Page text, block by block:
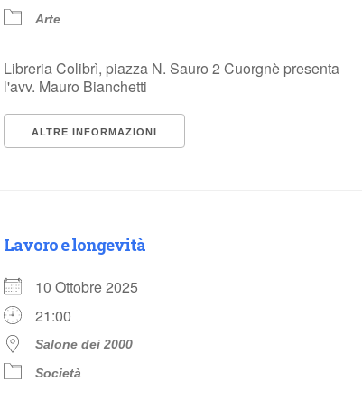
Arte
Libreria Colibrì, piazza N. Sauro 2 Cuorgnè presenta
l'avv. Mauro Bianchetti
ALTRE INFORMAZIONI
Lavoro e longevità
10 Ottobre 2025
21:00
Salone dei 2000
Società